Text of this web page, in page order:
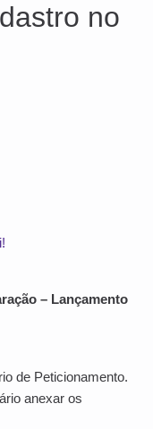
no
– Lançamento
de Peticionamento.
anexar os